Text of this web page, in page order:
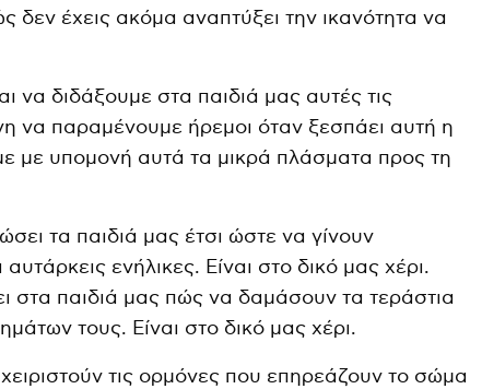
δεν έχεις ακόμα αναπτύξει την ικανότητα να
να διδάξουμε στα παιδιά μας αυτές τις
να παραμένουμε ήρεμοι όταν ξεσπάει αυτή η
με υπομονή αυτά τα μικρά πλάσματα προς τη
τα παιδιά μας έτσι ώστε να γίνουν
ενήλικες. Είναι στο δικό μας χέρι.
στα παιδιά μας πώς να δαμάσουν τα τεράστια
τους. Είναι στο δικό μας χέρι.
τις ορμόνες που επηρεάζουν το σώμα